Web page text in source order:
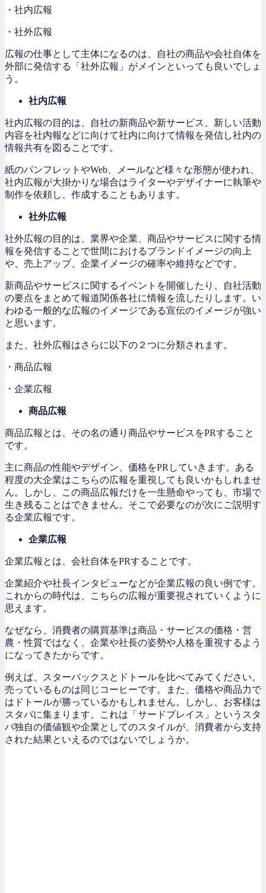
・社内広報
・社外広報
広報の仕事として主体になるのは、自社の商品や会社自体を
外部に発信する「社外広報」がメインといっても良いでしょ
う。
社内広報
社内広報の目的は、自社の新商品や新サービス、新しい活動
内容を社内報などに向けて社内に向けて情報を発信し社内の
情報共有を図ることです。
紙のパンフレットやWeb、メールなど様々な形態が使われ、
社内広報が大掛かりな場合はライターやデザイナーに執筆や
制作を依頼し、作成することもあります。
社外広報
社外広報の目的は、業界や企業、商品やサービスに関する情
報を発信することで世間におけるブランドイメージの向上
や、売上アップ、企業イメージの確率や維持などです。
新商品やサービスに関するイベントを開催したり、自社活動
の要点をまとめて報道関係各社に情報を流したりします。い
わゆる一般的な広報のイメージである宣伝のイメージが強い
と思います。
また、社外広報はさらに以下の２つに分類されます。
・商品広報
・企業広報
商品広報
商品広報とは、その名の通り商品やサービスをPRすること
です。
主に商品の性能やデザイン、価格をPRしていきます。ある
程度の大企業はこちらの広報を重視しても良いかもしれませ
ん。しかし、この商品広報だけを一生懸命やっても、市場で
生き残ることはできません。そこで必要なのが次にご説明す
る企業広報です。
企業広報
企業広報とは、会社自体をPRすることです。
企業紹介や社長インタビューなどが企業広報の良い例です。
これからの時代は、こちらの広報が重要視されていくように
思えます。
なぜなら、消費者の購買基準は商品・サービスの価格・営
農・性質ではなく、企業や社長の姿勢や人格を重視するよう
になってきたからです。
例えば、スターバックスとドトールを比べてみてください。
売っているものは同じコーヒーです。また、価格や商品力で
はドトールが勝っているかもしれません。しかし、お客様は
スタバに集まります。これは「サードプレイス」というスタ
バ独自の価値観や企業としてのスタイルが、消費者から支持
された結果といえるのではないでしょうか。